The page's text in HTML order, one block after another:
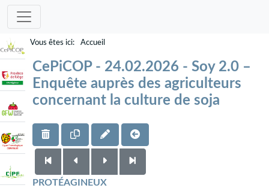
Accueil
CePiCOP - 24.02.2026 - Soy 2.0 –
Enquête auprès des agriculteurs
concernant la culture de soja
PROTÉAGINEUX